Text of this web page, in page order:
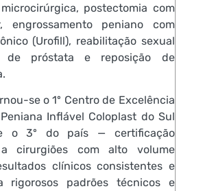
postectomia com
engrossamento peniano com
(Urofill), reabilitação sexual
de próstata e reposição de
se o 1º Centro de Excelência
Inflável Coloplast do Sul
o 3º do país — certificação
cirurgiões com alto volume
clínicos consistentes e
rigorosos padrões técnicos e